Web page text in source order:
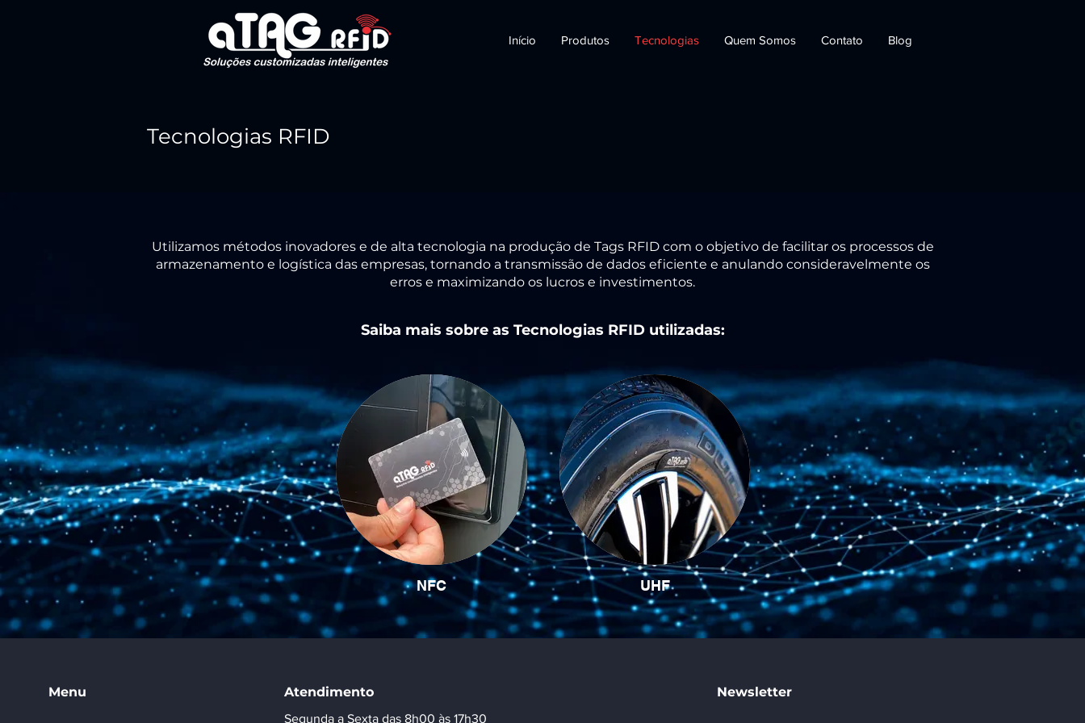
Início Produtos Tecnologias Quem Somos Contato Blog
Tecnologias RFID
Utilizamos métodos inovadores e de alta tecnologia na produção de Tags RFID com o objetivo de facilitar os processos de
armazenamento e logística das empresas, tornando a transmissão de dados eficiente e anulando consideravelmente os
erros e maximizando os lucros e investimentos.
Saiba mais sobre as Tecnologias RFID utilizadas:
NFC UHF
Menu Atendimento
Segunda a Sexta das 8h00 às 17h30
Newsletter